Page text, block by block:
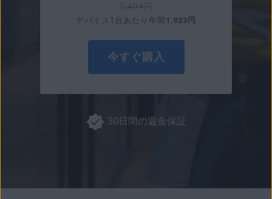
2,404円
デバイス1台あたり年間 1,923円
今すぐ購入
30日間の返金保証